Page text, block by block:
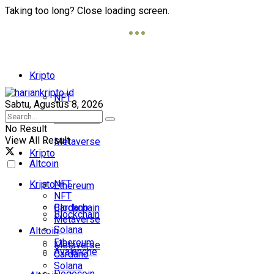
Taking too long? Close loading screen.
Kripto
NFT
Blockchain
Metaverse
Altcoin
Ethereum
Cardano
Solana
Avalanche
Sabtu, Agustus 8, 2026
No Result
View All Result
Kripto
NFT
Blockchain
Metaverse
Kripto
NFT
Blockchain
Metaverse
Altcoin
Ethereum
Cardano
Solana